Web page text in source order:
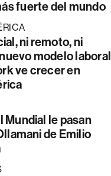
fuerte del mundo
ni remoto, ni
modelo laboral
ve crecer en
Mundial le pasan
de Emilio